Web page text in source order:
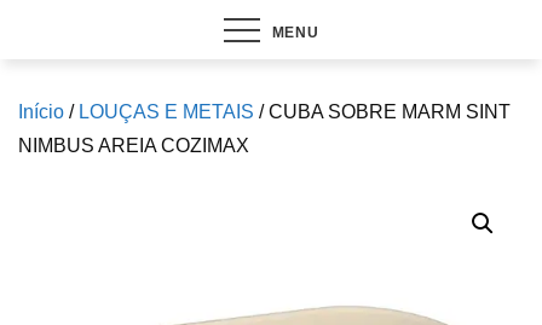
MENU
Início / LOUÇAS E METAIS / CUBA SOBRE MARM SINT
NIMBUS AREIA COZIMAX